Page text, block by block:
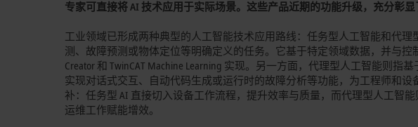
专家可直接将 AI 技术应用于实际场景。这些产品近期的功能升级，充分彰
工业领域已形成两种典型的人工智能技术应用路线：任务型人工智能和代
测、故障预测或物体定位等明确定义的任务。它基于特定领域数据，并与控
Creator 和 TwinCAT Machine Learning 实现。另一方面，代理型人工智能则指
实现对话式交互、自动代码生成或运行时的故障分析等功能，为工程师和
补：任务型 AI 直接切入设备工作流程，提升效率与质量，而代理型人工智
运维工作赋能增效。